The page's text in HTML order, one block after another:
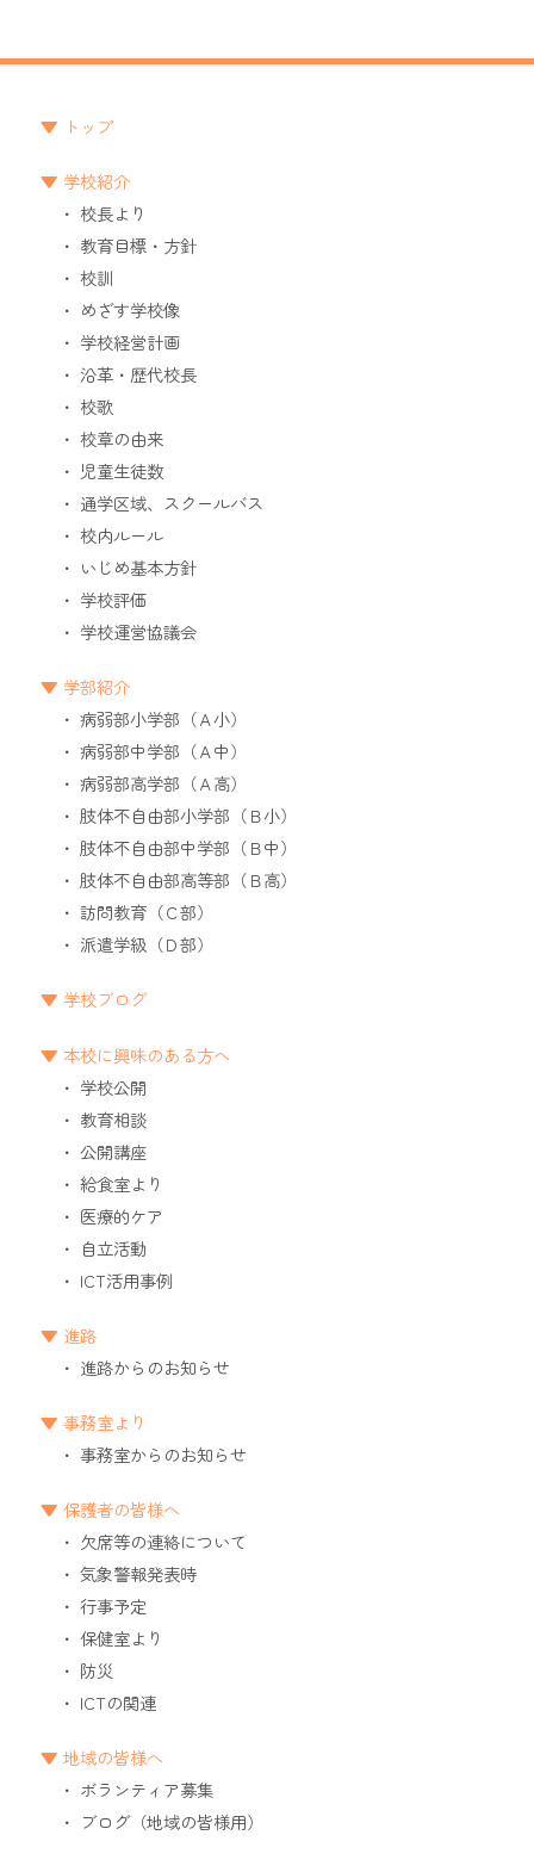
トップ
学校紹介
校長より
教育目標・方針
校訓
めざす学校像
学校経営計画
沿革・歴代校長
校歌
校章の由来
児童生徒数
通学区域、スクールバス
校内ルール
いじめ基本方針
学校評価
学校運営協議会
学部紹介
病弱部小学部（Ａ小）
病弱部中学部（Ａ中）
病弱部高学部（Ａ高）
肢体不自由部小学部（Ｂ小）
肢体不自由部中学部（Ｂ中）
肢体不自由部高等部（Ｂ高）
訪問教育（Ｃ部）
派遣学級（Ｄ部）
学校ブログ
本校に興味のある方へ
学校公開
教育相談
公開講座
給食室より
医療的ケア
自立活動
ICT活用事例
進路
進路からのお知らせ
事務室より
事務室からのお知らせ
保護者の皆様へ
欠席等の連絡について
気象警報発表時
行事予定
保健室より
防災
ICTの関連
地域の皆様へ
ボランティア募集
ブログ（地域の皆様用）